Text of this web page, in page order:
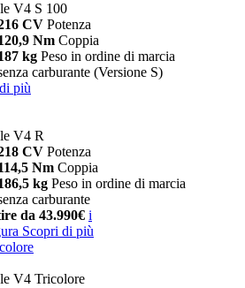
V4 S 100
CV Potenza
Nm Coppia
kg Peso in ordine di marcia
carburante (Versione S)
più
V4 R
CV Potenza
Nm Coppia
kg Peso in ordine di marcia
carburante
da 43.990€ i
Scopri di più
V4 Tricolore